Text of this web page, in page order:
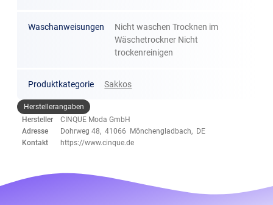
Waschanweisungen
Nicht waschen Trocknen im
Wäschetrockner Nicht
trockenreinigen
Produktkategorie Sakkos
Herstellerangaben
Hersteller
CINQUE Moda GmbH
Adresse
Dohrweg 48, 41066 Mönchengladbach, DE
Kontakt
https://www.cinque.de